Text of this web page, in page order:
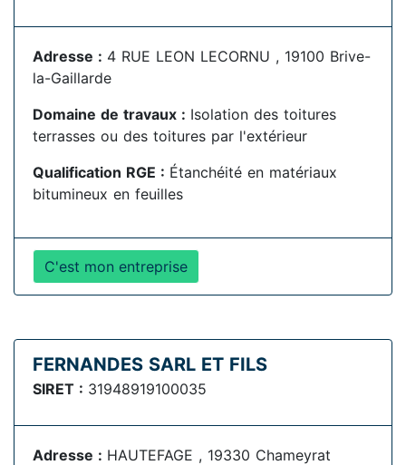
Adresse : 4 RUE LEON LECORNU , 19100 Brive-
la-Gaillarde
Domaine de travaux : Isolation des toitures
terrasses ou des toitures par l'extérieur
Qualification RGE : Étanchéité en matériaux
bitumineux en feuilles
C'est mon entreprise
FERNANDES SARL ET FILS
SIRET : 31948919100035
Adresse : HAUTEFAGE , 19330 Chameyrat